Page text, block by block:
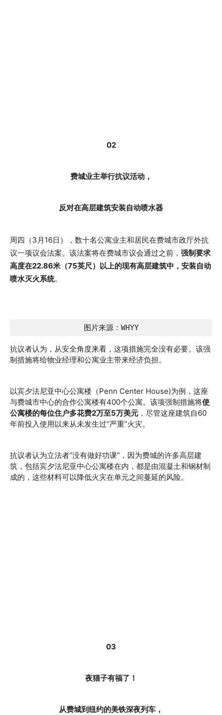
02
费城业主举行抗议活动，
反对在高层建筑安装自动喷水器
周四（3月16日），数十名公寓业主和居民在费城市政厅外抗
议一项议会法案。该法案将在费城市议会通过之前， 强制要求
高度在22.86米（75英尺）以上的现有高层建筑中，安装自动
喷水灭火系统。
图片来源：WHYY
抗议者认为，从安全角度来看，这项措施完全没有必要。该强
制措施将给物业经理和公寓业主带来经济负担。
以宾夕法尼亚中心公寓楼（Penn Center House)为例，这座
与费城市中心的合作公寓楼有400个公寓。该项强制措施将使
公寓楼的每位住户多花费2万至5万美元 ，尽管这座建筑自60
年前投入使用以来从未发生过“严重”火灾。
抗议者认为立法者“没有做好功课”，因为费城的许多高层建
筑，包括宾夕法尼亚中心公寓楼在内，都是由混凝土和钢材制
成的，这些材料可以降低火灾在单元之间蔓延的风险。
03
夜猫子有福了！
从费城到纽约的美铁深夜列车，